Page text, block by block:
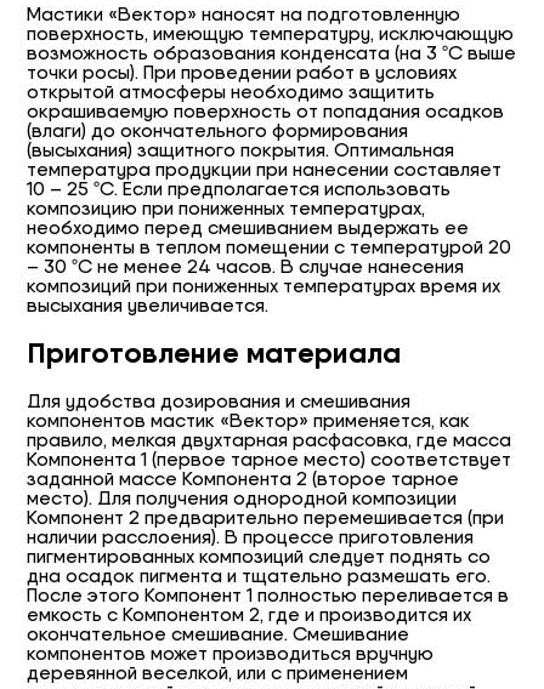
Мастики «Вектор» наносят на подготовленную
поверхность, имеющую температуру, исключающую
возможность образования конденсата (на 3 ºС выше
точки росы). При проведении работ в условиях
открытой атмосферы необходимо защитить
окрашиваемую поверхность от попадания осадков
(влаги) до окончательного формирования
(высыхания) защитного покрытия. Оптимальная
температура продукции при нанесении составляет
10 – 25 ºС. Если предполагается использовать
композицию при пониженных температурах,
необходимо перед смешиванием выдержать ее
компоненты в теплом помещении с температурой 20
– 30 ºС не менее 24 часов. В случае нанесения
композиций при пониженных температурах время их
высыхания увеличивается.
Приготовление материала
Для удобства дозирования и смешивания
компонентов мастик «Вектор» применяется, как
правило, мелкая двухтарная расфасовка, где масса
Компонента 1 (первое тарное место) соответствует
заданной массе Компонента 2 (второе тарное
место). Для получения однородной композиции
Компонент 2 предварительно перемешивается (при
наличии расслоения). В процессе приготовления
пигментированных композиций следует поднять со
дна осадок пигмента и тщательно размешать его.
После этого Компонент 1 полностью переливается в
емкость с Компонентом 2, где и производится их
окончательное смешивание. Смешивание
компонентов может производиться вручную
деревянной веселкой, или с применением